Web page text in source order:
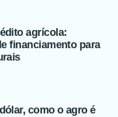
agrícola:
financiamento para
como o agro é